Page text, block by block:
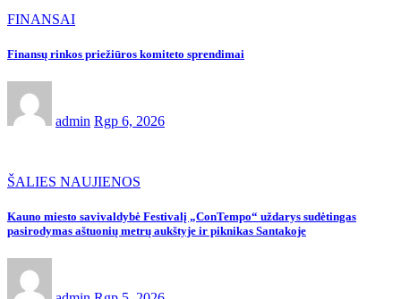
FINANSAI
Finansų rinkos priežiūros komiteto sprendimai
admin Rgp 6, 2026
ŠALIES NAUJIENOS
Kauno miesto savivaldybė Festivalį „ConTempo“ uždarys sudėtingas
pasirodymas aštuonių metrų aukštyje ir piknikas Santakoje